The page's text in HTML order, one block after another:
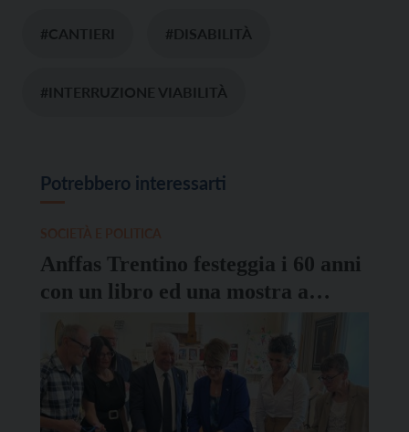
#CANTIERI #DISABILITÀ
#INTERRUZIONE VIABILITÀ
Potrebbero interessarti
Anffas Trentino festeggia i 60 anni
con un libro ed una mostra a
Palazzo Trentini